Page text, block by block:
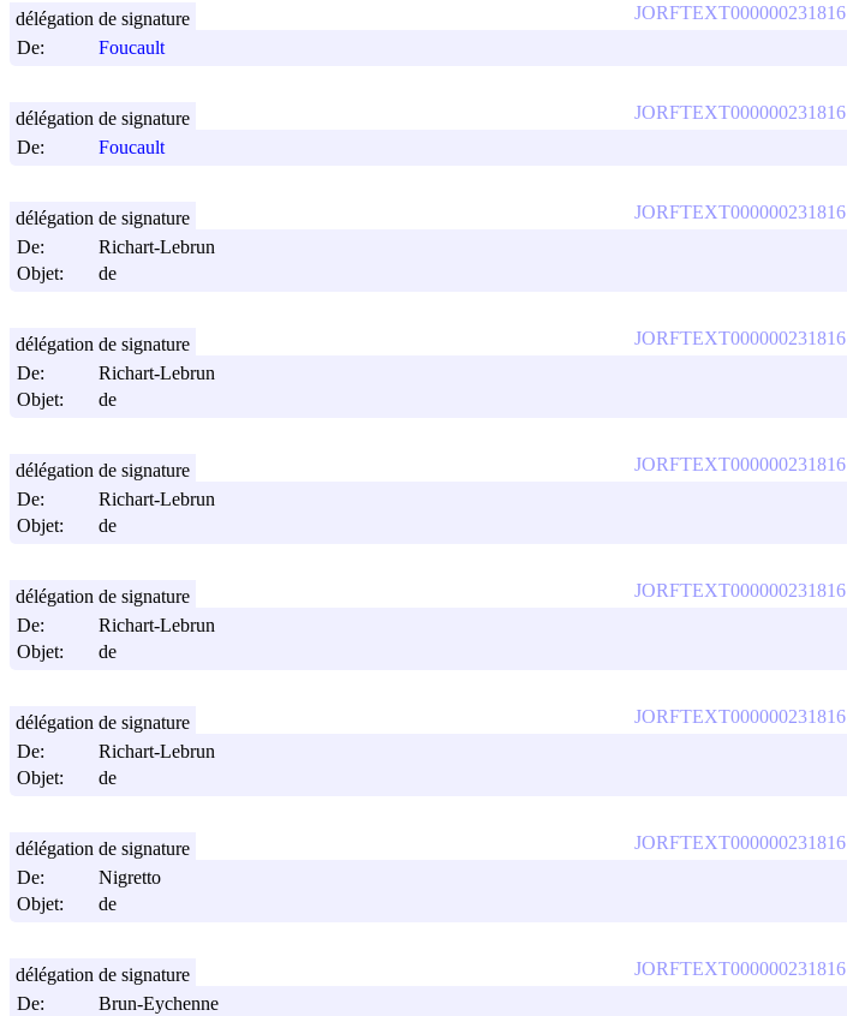
De: Foucault
JORFTEXT000000231816
délégation de signature
De: Foucault
JORFTEXT000000231816
délégation de signature
De:
Richart-Lebrun
Objet:
de
JORFTEXT000000231816
délégation de signature
De:
Richart-Lebrun
Objet:
de
JORFTEXT000000231816
délégation de signature
De:
Richart-Lebrun
Objet:
de
JORFTEXT000000231816
délégation de signature
De:
Richart-Lebrun
Objet:
de
JORFTEXT000000231816
délégation de signature
De:
Richart-Lebrun
Objet:
de
JORFTEXT000000231816
délégation de signature
De:
Nigretto
Objet:
de
JORFTEXT000000231816
délégation de signature
De:
Brun-Eychenne
JORFTEXT000000231816
délégation de signature